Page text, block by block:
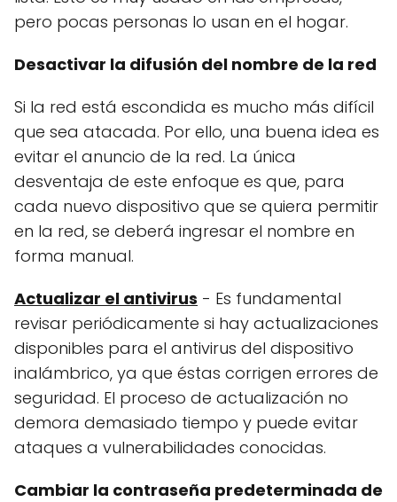
pero pocas personas lo usan en el hogar.
Desactivar la difusión del nombre de la red
Si la red está escondida es mucho más difícil
que sea atacada. Por ello, una buena idea es
evitar el anuncio de la red. La única
desventaja de este enfoque es que, para
cada nuevo dispositivo que se quiera permitir
en la red, se deberá ingresar el nombre en
forma manual.
Actualizar el antivirus - Es fundamental
revisar periódicamente si hay actualizaciones
disponibles para el antivirus del dispositivo
inalámbrico, ya que éstas corrigen errores de
seguridad. El proceso de actualización no
demora demasiado tiempo y puede evitar
ataques a vulnerabilidades conocidas.
Cambiar la contraseña predeterminada de